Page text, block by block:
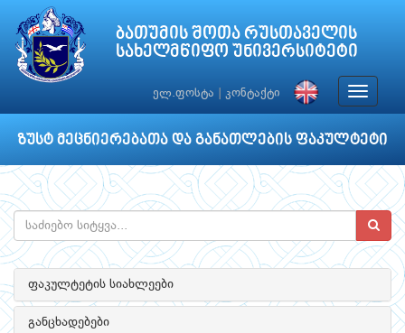
ბათუმის შოთა რუსთაველის
სახელმწიფო უნივერსიტეტი
ელ.ფოსტა კონტაქტი
Toggle
ზუსტ მეცნიერებათა და განათლების ფაკულტეტი
ფაკულტეტის სიახლეები
განცხადებები